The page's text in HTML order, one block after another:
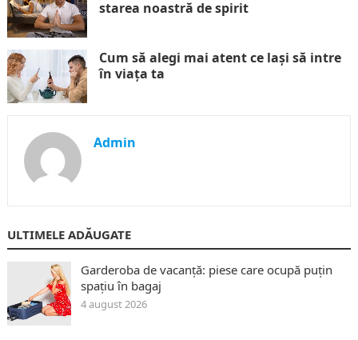
starea noastră de spirit
Cum să alegi mai atent ce lași să intre
în viața ta
Admin
ULTIMELE ADĂUGATE
Garderoba de vacanță: piese care ocupă puțin
spațiu în bagaj
4 august 2026